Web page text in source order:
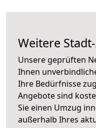
Weitere
Unsere geprüften
Ihnen
Ihre Bedürfnisse
Angebote sind
Sie einen Umzug
außerhalb Ihres